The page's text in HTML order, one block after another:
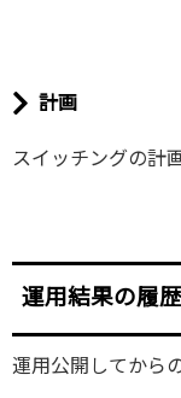
計画
スイッチングの計
運用結果の履歴
運用公開してから